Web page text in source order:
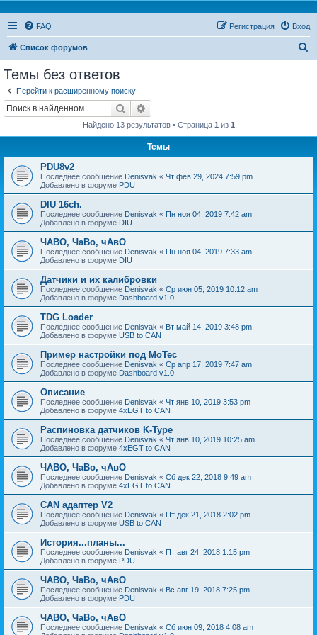
FAQ Вход
Регистрация
Список форумов
Темы без ответов
Перейти к расширенному поиску
Поиск
Найдено 13 результатов • Страница 1 из 1
Темы
PDU8v2
Последнее сообщение Denisvak « Чт фев 29, 2024 7:59 pm
Добавлено в форуме PDU
DIU 16ch.
Последнее сообщение Denisvak « Пн ноя 04, 2019 7:42 am
Добавлено в форуме DIU
ЧАВО, ЧаВо, чАвО
Последнее сообщение Denisvak « Пн ноя 04, 2019 7:33 am
Добавлено в форуме DIU
Датчики и их калибровки
Последнее сообщение Denisvak « Ср июн 05, 2019 10:12 am
Добавлено в форуме Dashboard v1.0
TDG Loader
Последнее сообщение Denisvak « Вт май 14, 2019 3:48 pm
Добавлено в форуме USB to CAN
Пример настройки под MoTec
Последнее сообщение Denisvak « Ср апр 17, 2019 7:47 am
Добавлено в форуме Dashboard v1.0
Описание
Последнее сообщение Denisvak « Чт янв 10, 2019 3:53 pm
Добавлено в форуме 4xEGT to CAN
Распиновка датчиков K-Type
Последнее сообщение Denisvak « Чт янв 10, 2019 10:25 am
Добавлено в форуме 4xEGT to CAN
ЧАВО, ЧаВо, чАвО
Последнее сообщение Denisvak « Сб дек 22, 2018 9:49 am
Добавлено в форуме 4xEGT to CAN
CAN адаптер V2
Последнее сообщение Denisvak « Пт дек 21, 2018 2:02 pm
Добавлено в форуме USB to CAN
История...планы...
Последнее сообщение Denisvak « Пт авг 24, 2018 1:15 pm
Добавлено в форуме PDU
ЧАВО, ЧаВо, чАвО
Последнее сообщение Denisvak « Вс авг 19, 2018 7:25 pm
Добавлено в форуме PDU
ЧАВО, ЧаВо, чАвО
Последнее сообщение Denisvak « Сб июн 09, 2018 4:08 am